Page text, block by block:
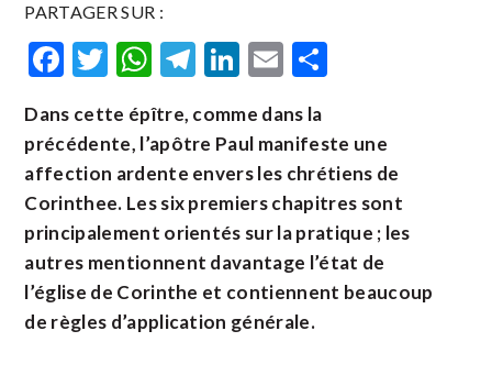
PARTAGER SUR :
Facebook
Twitter
WhatsApp
Telegram
LinkedIn
Email
Dans cette épître, comme dans la
précédente, l’apôtre Paul manifeste une
affection ardente envers les chrétiens de
Corinthee. Les six premiers chapitres sont
principalement orientés sur la pratique ; les
autres mentionnent davantage l’état de
l’église de Corinthe et contiennent beaucoup
de règles d’application générale.